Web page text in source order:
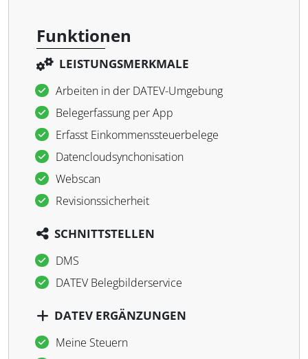
Funktionen
LEISTUNGSMERKMALE
Arbeiten in der DATEV-Umgebung
Belegerfassung per App
Erfasst Einkommenssteuerbelege
Datencloudsynchonisation
Webscan
Revisionssicherheit
SCHNITTSTELLEN
DMS
DATEV Belegbilderservice
DATEV ERGÄNZUNGEN
Meine Steuern